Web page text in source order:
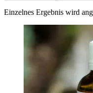
Einzelnes Ergebnis wird